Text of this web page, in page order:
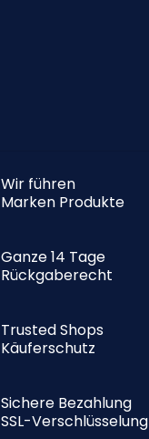
Wir führen
Marken Produkte
Ganze 14 Tage
Rückgaberecht
Trusted Shops
Käuferschutz
Sichere Bezahlung
SSL-Verschlüsselung